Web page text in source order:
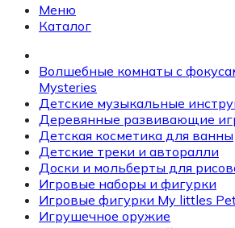
Меню
Каталог
Волшебные комнаты с
Mysteries
Детские музыкальные
Деревянные развивающие
Детская косметика для ванны
Детские треки и авторалли
Доски и мольберты для
Игровые наборы и фигурки
Игровые фигурки My littles
Игрушечное оружие